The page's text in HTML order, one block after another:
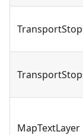
MapTextLayer